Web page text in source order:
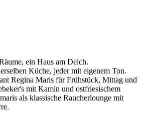
ein Haus am Deich.
Küche, jeder mit eigenem Ton.
Regina Maris für Frühstück, Mittag und
mit Kamin und ostfriesischem
als klassische Raucherlounge mit